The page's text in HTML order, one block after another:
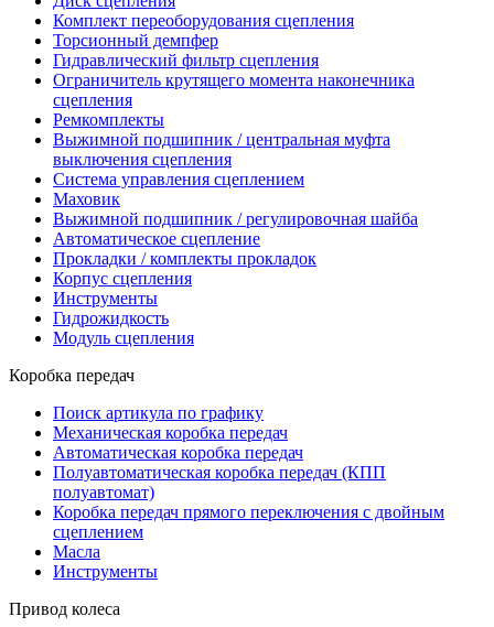
Комплект переоборудования сцепления
Торсионный демпфер
Гидравлический фильтр сцепления
Ограничитель крутящего момента наконечника
сцепления
Ремкомплекты
Выжимной подшипник / центральная муфта
выключения сцепления
Система управления сцеплением
Маховик
Выжимной подшипник / регулировочная шайба
Автоматическое сцепление
Прокладки / комплекты прокладок
Корпус сцепления
Инструменты
Гидрожидкость
Модуль сцепления
Коробка передач
Поиск артикула по графику
Механическая коробка передач
Автоматическая коробка передач
Полуавтоматическая коробка передач (КПП
полуавтомат)
Коробка передач прямого переключения с двойным
сцеплением
Масла
Инструменты
Привод колеса